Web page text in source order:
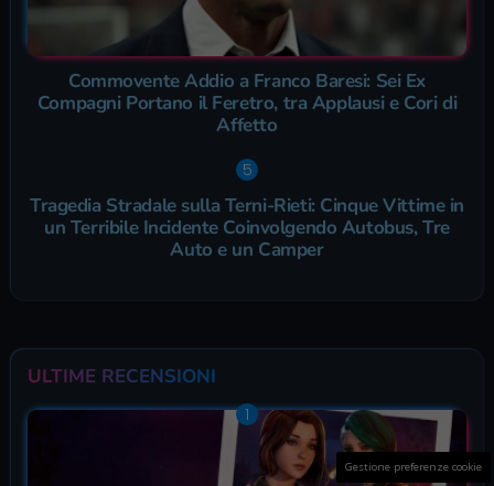
Commovente Addio a Franco Baresi: Sei Ex
Compagni Portano il Feretro, tra Applausi e Cori di
Affetto
Tragedia Stradale sulla Terni-Rieti: Cinque Vittime in
un Terribile Incidente Coinvolgendo Autobus, Tre
Auto e un Camper
ULTIME RECENSIONI
Gestione preferenze cookie